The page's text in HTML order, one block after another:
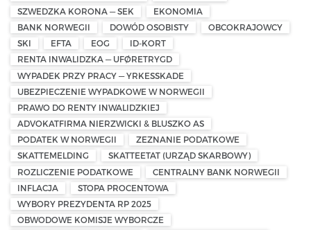
SZWEDZKA KORONA — SEK
EKONOMIA
BANK NORWEGII
DOWÓD OSOBISTY
OBCOKRAJOWCY
SKI
EFTA EOG
ID-KORT
RENTA INWALIDZKA — UFØRETRYGD
WYPADEK PRZY PRACY — YRKESSKADE
UBEZPIECZENIE WYPADKOWE W NORWEGII
PRAWO DO RENTY INWALIDZKIEJ
ADVOKATFIRMA NIERZWICKI & BLUSZKO AS
PODATEK W NORWEGII
ZEZNANIE PODATKOWE
SKATTEMELDING
SKATTEETAT (URZĄD SKARBOWY)
ROZLICZENIE PODATKOWE
CENTRALNY BANK NORWEGII
INFLACJA
STOPA PROCENTOWA
WYBORY PREZYDENTA RP 2025
OBWODOWE KOMISJE WYBORCZE